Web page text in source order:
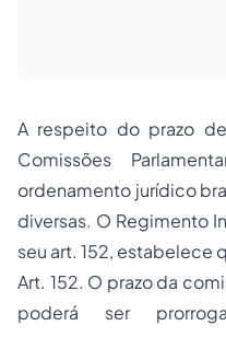
A respeito do prazo
Comissões
ordenamento jurídico
diversas. O Regimento
seu art. 152, estabelece
Art. 152. O prazo da
poderá ser